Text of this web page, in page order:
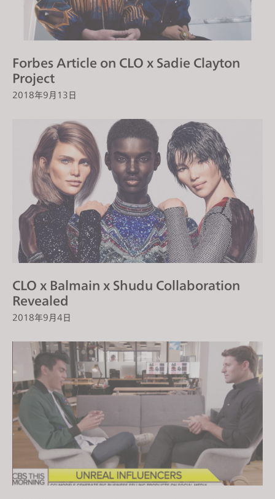
Forbes Article on CLO x Sadie Clayton
Project
2018年9月13日
CLO x Balmain x Shudu Collaboration
Revealed
2018年9月4日
If you reject all, some features might not function
properly.
Reject All